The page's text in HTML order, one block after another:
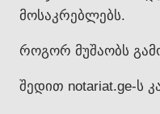
მოსაკრებლებს.
როგორ მუშაობს
შედით notariat.ge-ს